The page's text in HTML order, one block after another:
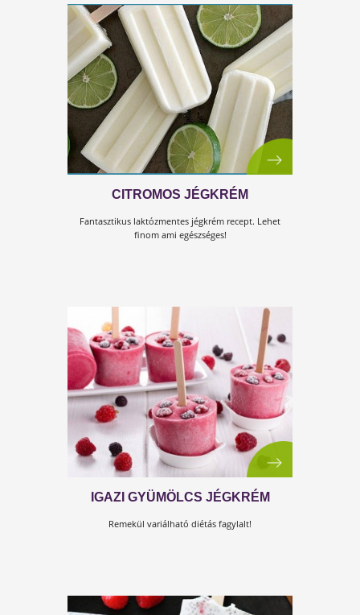
kókuszkrém került, nagyon finom és igazán nyárias
hűsítő, ami lekörözi a bolti fagyikat!